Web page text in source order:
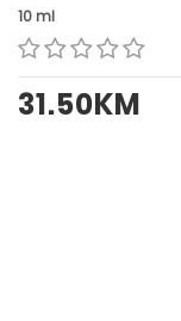
10 ml
31.50KM